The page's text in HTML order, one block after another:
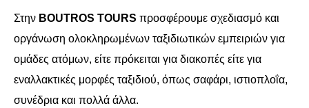
Στην BOUTROS TOURS προσφέρουμε σχεδιασμό και
οργάνωση ολοκληρωμένων ταξιδιωτικών εμπειριών για
ομάδες ατόμων, είτε πρόκειται για διακοπές είτε για
εναλλακτικές μορφές ταξιδιού, όπως σαφάρι, ιστιοπλοΐα,
συνέδρια και πολλά άλλα.